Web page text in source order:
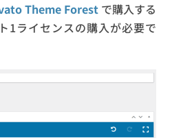
Theme Forest で購入する
1ライセンスの購入が必要で